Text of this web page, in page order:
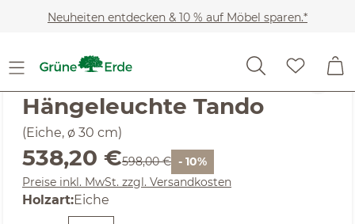
Zum Hauptinhalt springen
Neuheiten entdecken & 10 % auf Möbel sparen.*
Durchschnittliche Bewertung von 4.82 von 5 Sternen
Hängeleuchte Tando
(Eiche, ø 30 cm)
Verkaufspreis:
538,20 €Regulärer Preis:
598,00 € - 10%
Preise inkl. MwSt. zzgl. Versandkosten
Holzartauswählen
:Eiche